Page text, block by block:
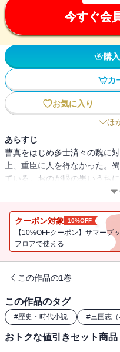
今すぐ会
購
カ
お気に入り
ほ
あらすじ
曹真をはじめ多士済々の魏に
上、重臣に人を得なかった。
ている。おのが眼の黒いうち
くて祁山の戦野は、敵味方五
年。されど秋風悲し五丈原、
クーポン対象 10%OFF
【10%OFFクーポン】サマーブ
フロアで使える
この作品の1巻
この作品のタグ
#歴史・時代小説 #三国志（
おトクな値引きセット商品